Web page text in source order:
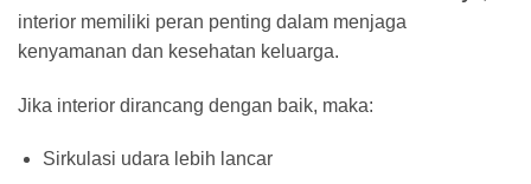
interior memiliki peran penting dalam menjaga
kenyamanan dan kesehatan keluarga.
Jika interior dirancang dengan baik, maka:
Sirkulasi udara lebih lancar